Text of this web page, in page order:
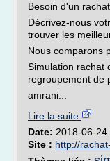
Besoin d'un
Décrivez-nous
trouver les
Nous comparons
Simulation rachat
regroupement de
amrani...
Lire la suite
Date: 2018-06-24
Site : http://